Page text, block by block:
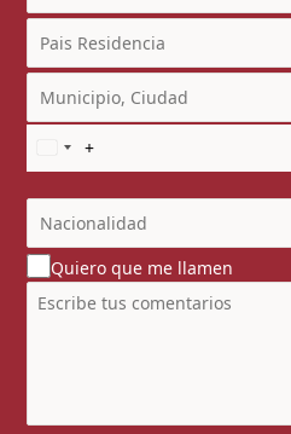
Quiero que me llamen